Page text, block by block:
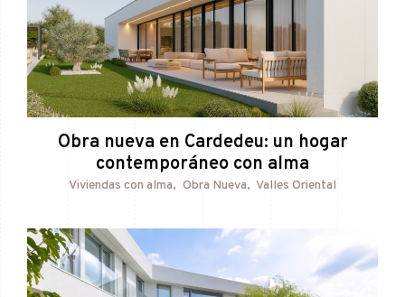
Obra nueva en Cardedeu: un hogar
contemporáneo con alma
Viviendas con alma Obra Nueva Valles Oriental